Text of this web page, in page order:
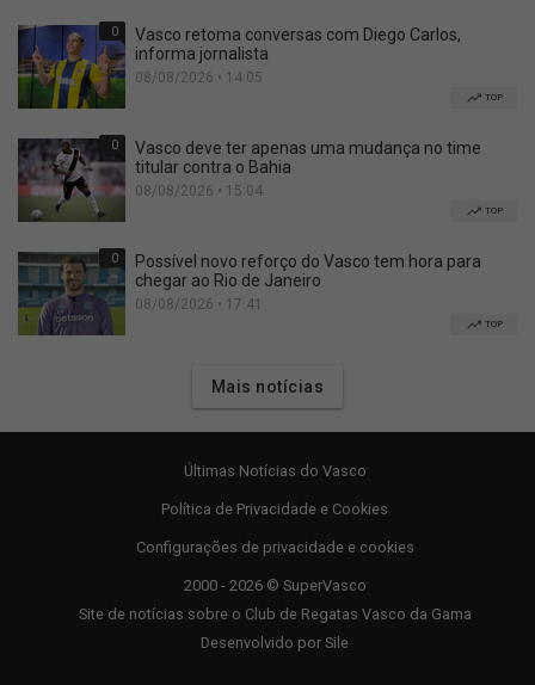
0
Vasco retoma conversas com Diego Carlos,
informa jornalista
08/08/2026 • 14:05
TOP
0
Vasco deve ter apenas uma mudança no time
titular contra o Bahia
08/08/2026 • 15:04
TOP
0
Possível novo reforço do Vasco tem hora para
chegar ao Rio de Janeiro
08/08/2026 • 17:41
TOP
Mais notícias
Últimas Notícias do Vasco
Política de Privacidade e Cookies
Configurações de privacidade e cookies
2000 - 2026 © SuperVasco
Site de notícias sobre o Club de Regatas Vasco da Gama
Desenvolvido por Sile